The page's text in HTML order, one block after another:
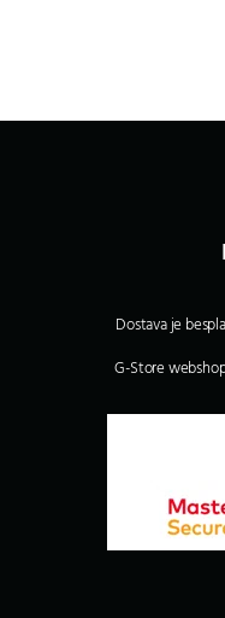
Dostava je
G-Store